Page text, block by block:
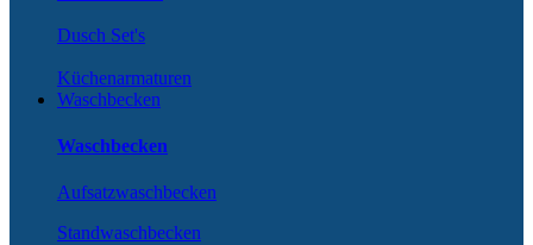
Dusch Set's
Küchenarmaturen
Waschbecken
Waschbecken
Aufsatzwaschbecken
Standwaschbecken